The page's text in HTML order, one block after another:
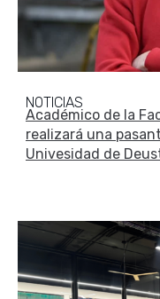
NOTICIAS
Académico de la
realizará una
Univesidad de